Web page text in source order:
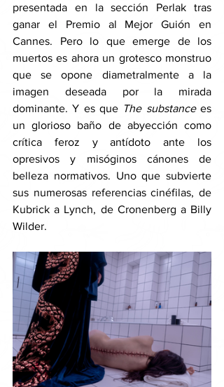
presentada en la sección Perlak tras
ganar el Premio al Mejor Guión en
Cannes. Pero lo que emerge de los
muertos es ahora un grotesco monstruo
que se opone diametralmente a la
imagen deseada por la mirada
dominante. Y es que The substance es
un glorioso baño de abyección como
crítica feroz y antídoto ante los
opresivos y misóginos cánones de
belleza normativos. Uno que subvierte
sus numerosas referencias cinéfilas, de
Kubrick a Lynch, de Cronenberg a Billy
Wilder.